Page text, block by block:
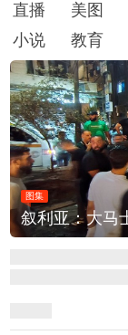
直播
美图
小说
教育